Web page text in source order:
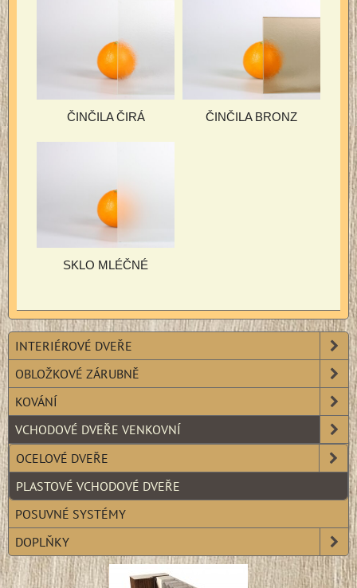
ČINČILA ČIRÁ ČINČILA BRONZ
SKLO MLÉČNÉ
INTERIÉROVÉ DVEŘE
OBLOŽKOVÉ ZÁRUBNĚ
KOVÁNÍ
VCHODOVÉ DVEŘE VENKOVNÍ
OCELOVÉ DVEŘE
PLASTOVÉ VCHODOVÉ DVEŘE
POSUVNÉ SYSTÉMY
DOPLŇKY